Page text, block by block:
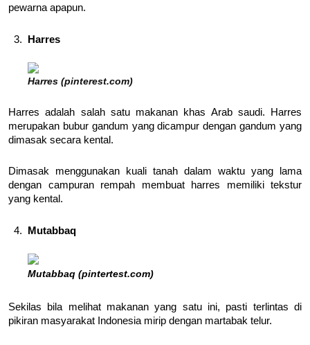
pewarna apapun.
Harres
Harres (pinterest.com)
Harres adalah salah satu makanan khas Arab saudi. Harres
merupakan bubur gandum yang dicampur dengan gandum yang
dimasak secara kental.
Dimasak menggunakan kuali tanah dalam waktu yang lama
dengan campuran rempah membuat harres memiliki tekstur
yang kental.
Mutabbaq
Mutabbaq (pintertest.com)
Sekilas bila melihat makanan yang satu ini, pasti terlintas di
pikiran masyarakat Indonesia mirip dengan martabak telur.